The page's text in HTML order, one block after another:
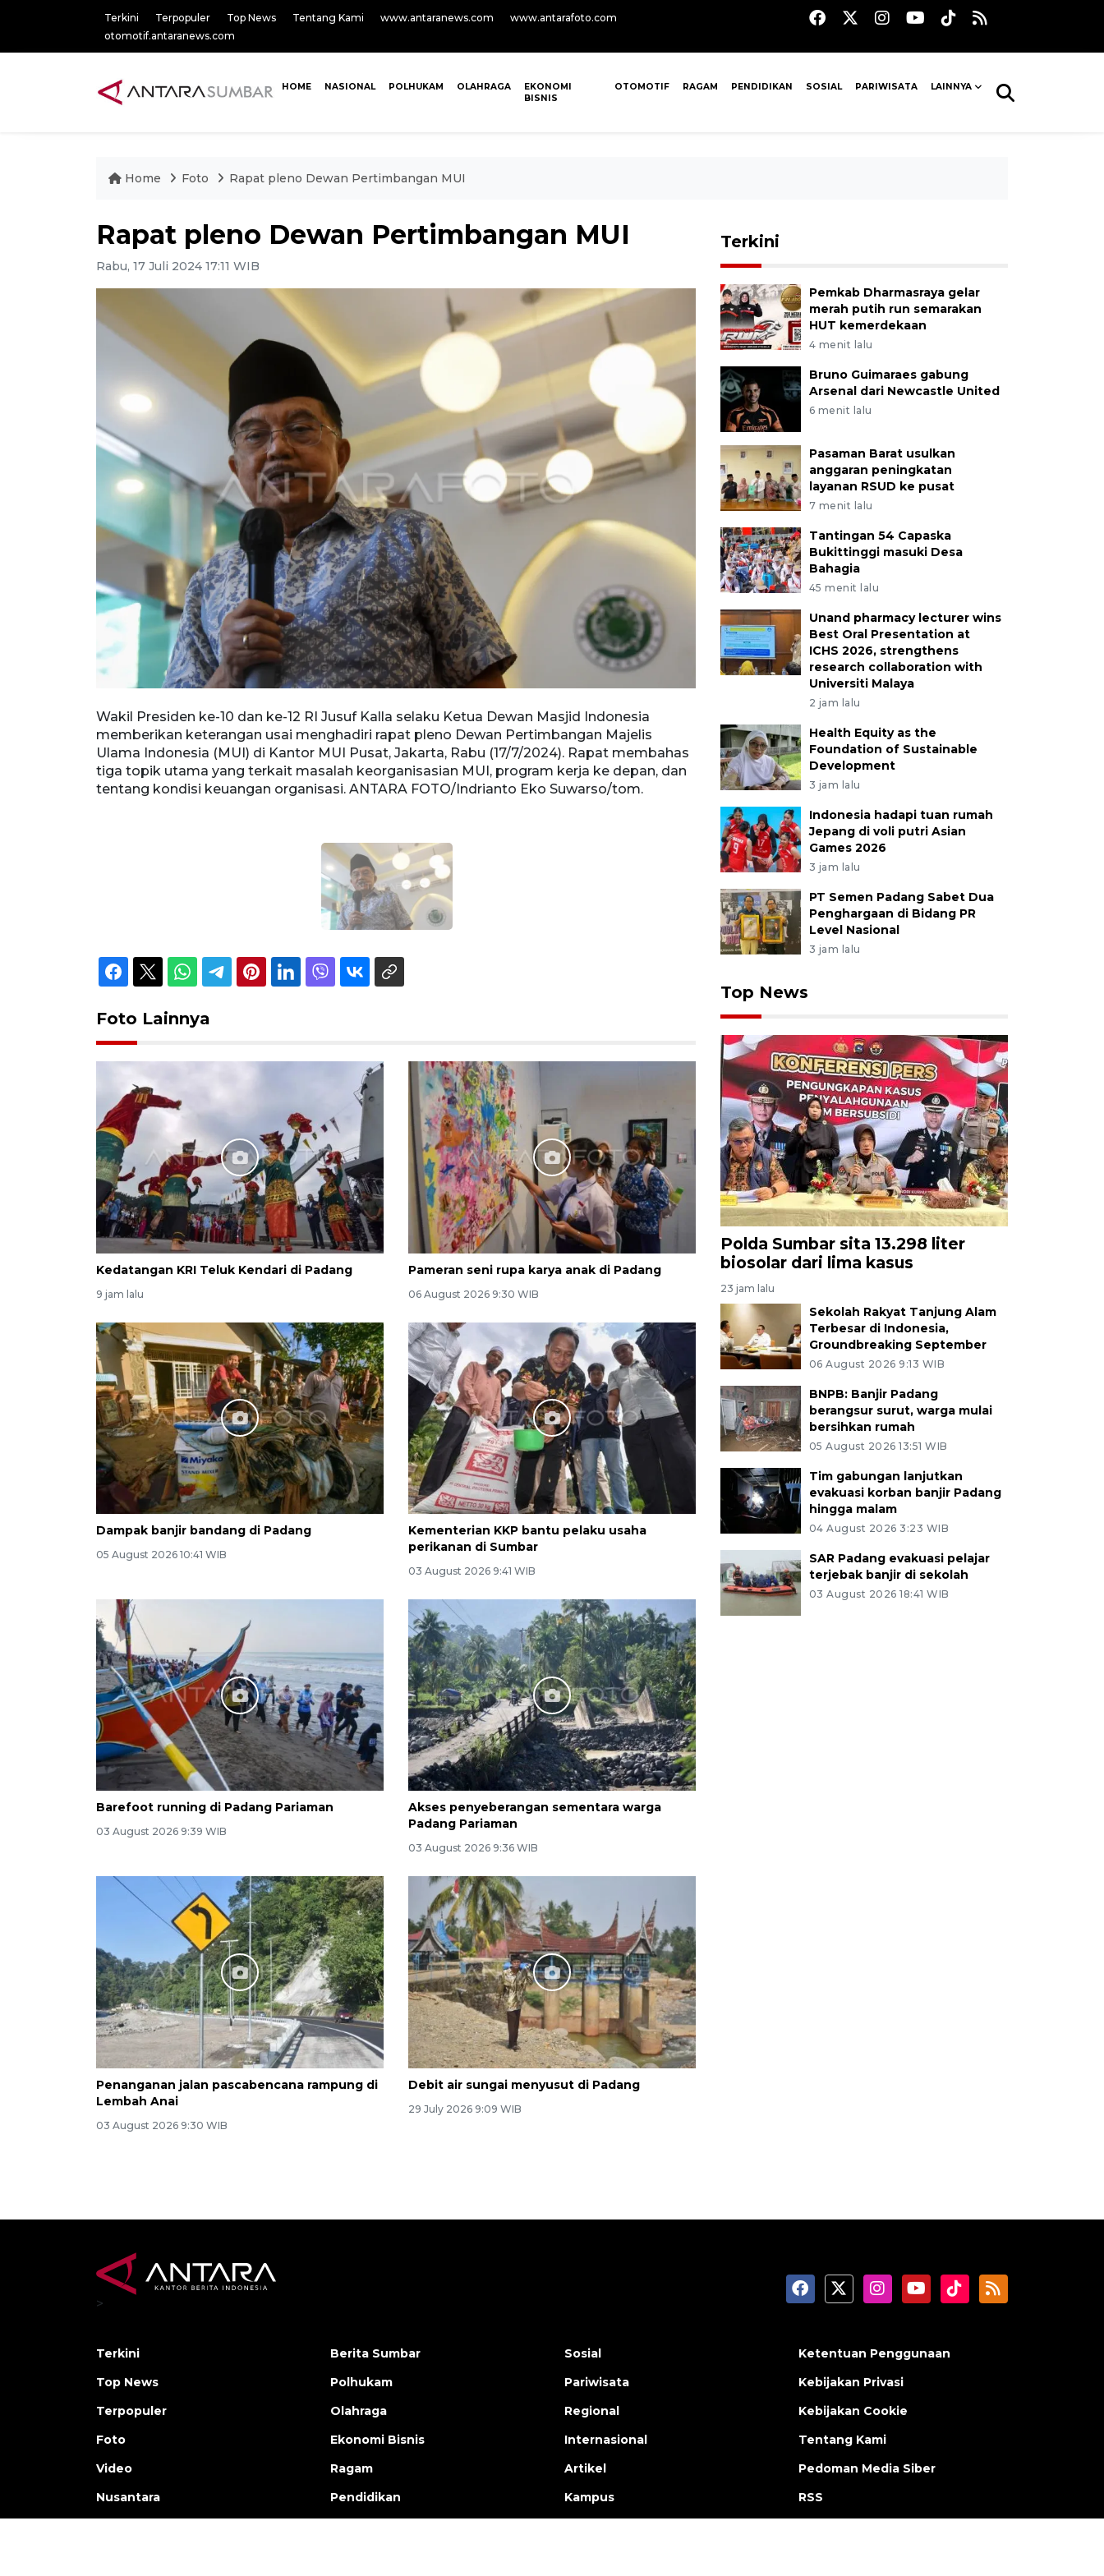
Terkini Terpopuler Top News Tentang Kami www.antaranews.com
www.antarafoto.com
otomotif.antaranews.com
HOME NASIONAL POLHUKAM OLAHRAGA
EKONOMI
BISNIS
OTOMOTIF RAGAM PENDIDIKAN SOSIAL PARIWISATA LAINNYA
Home Foto Rapat pleno Dewan Pertimbangan MUI
Rapat pleno Dewan Pertimbangan MUI
Rabu, 17 Juli 2024 17:11 WIB
Wakil Presiden ke-10 dan ke-12 RI Jusuf Kalla selaku Ketua Dewan Masjid Indonesia
memberikan keterangan usai menghadiri rapat pleno Dewan Pertimbangan Majelis
Ulama Indonesia (MUI) di Kantor MUI Pusat, Jakarta, Rabu (17/7/2024). Rapat membahas
tiga topik utama yang terkait masalah keorganisasian MUI, program kerja ke depan, dan
tentang kondisi keuangan organisasi. ANTARA FOTO/Indrianto Eko Suwarso/tom.
Foto Lainnya
Kedatangan KRI Teluk Kendari di Padang
9 jam lalu
Pameran seni rupa karya anak di Padang
06 August 2026 9:30 WIB
Dampak banjir bandang di Padang
05 August 2026 10:41 WIB
Kementerian KKP bantu pelaku usaha
perikanan di Sumbar
03 August 2026 9:41 WIB
Barefoot running di Padang Pariaman
03 August 2026 9:39 WIB
Akses penyeberangan sementara warga
Padang Pariaman
03 August 2026 9:36 WIB
Penanganan jalan pascabencana rampung di
Lembah Anai
03 August 2026 9:30 WIB
Debit air sungai menyusut di Padang
29 July 2026 9:09 WIB
Terkini
Pemkab Dharmasraya gelar
merah putih run semarakan
HUT kemerdekaan
4 menit lalu
Bruno Guimaraes gabung
Arsenal dari Newcastle United
6 menit lalu
Pasaman Barat usulkan
anggaran peningkatan
layanan RSUD ke pusat
7 menit lalu
Tantingan 54 Capaska
Bukittinggi masuki Desa
Bahagia
45 menit lalu
Unand pharmacy lecturer wins
Best Oral Presentation at
ICHS 2026, strengthens
research collaboration with
Universiti Malaya
2 jam lalu
Health Equity as the
Foundation of Sustainable
Development
3 jam lalu
Indonesia hadapi tuan rumah
Jepang di voli putri Asian
Games 2026
3 jam lalu
PT Semen Padang Sabet Dua
Penghargaan di Bidang PR
Level Nasional
3 jam lalu
Top News
Polda Sumbar sita 13.298 liter
biosolar dari lima kasus
23 jam lalu
Sekolah Rakyat Tanjung Alam
Terbesar di Indonesia,
Groundbreaking September
06 August 2026 9:13 WIB
BNPB: Banjir Padang
berangsur surut, warga mulai
bersihkan rumah
05 August 2026 13:51 WIB
Tim gabungan lanjutkan
evakuasi korban banjir Padang
hingga malam
04 August 2026 3:23 WIB
SAR Padang evakuasi pelajar
terjebak banjir di sekolah
03 August 2026 18:41 WIB
>
Terkini
Top News
Terpopuler
Foto
Video
Nusantara
Berita Sumbar
Polhukam
Olahraga
Ekonomi Bisnis
Ragam
Pendidikan
Sosial
Pariwisata
Regional
Internasional
Artikel
Kampus
Ketentuan Penggunaan
Kebijakan Privasi
Kebijakan Cookie
Tentang Kami
Pedoman Media Siber
RSS